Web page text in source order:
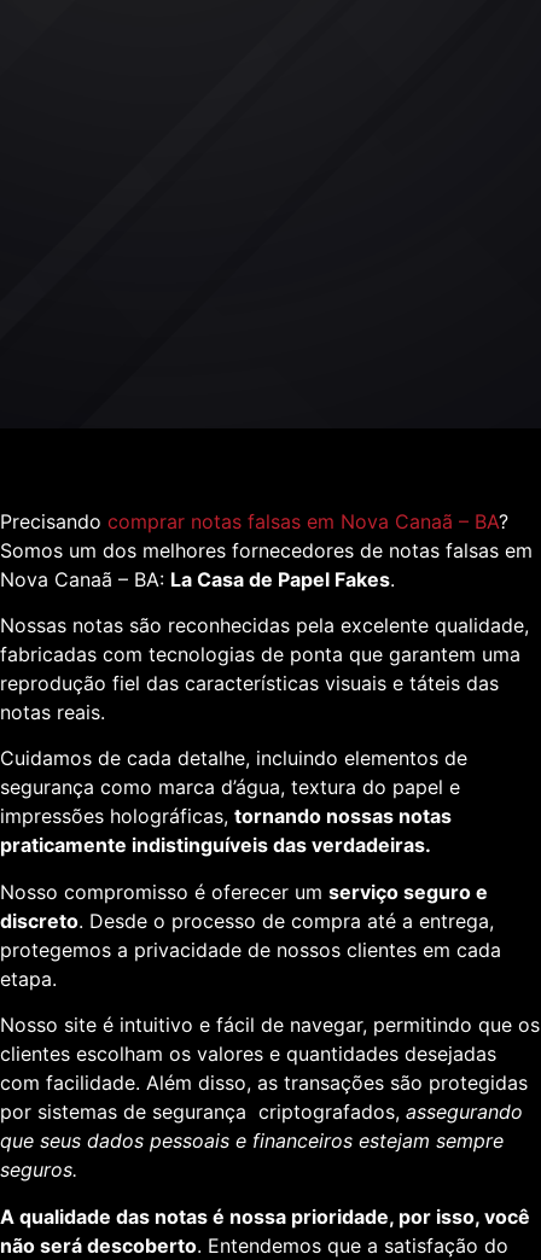
Precisando comprar notas falsas em Nova Canaã – BA?
Somos um dos melhores fornecedores de notas falsas em
Nova Canaã – BA: La Casa de Papel Fakes.
Nossas notas são reconhecidas pela excelente qualidade,
fabricadas com tecnologias de ponta que garantem uma
reprodução fiel das características visuais e táteis das
notas reais.
Cuidamos de cada detalhe, incluindo elementos de
segurança como marca d’água, textura do papel e
impressões holográficas, tornando nossas notas
praticamente indistinguíveis das verdadeiras.
Nosso compromisso é oferecer um serviço seguro e
discreto. Desde o processo de compra até a entrega,
protegemos a privacidade de nossos clientes em cada
etapa.
Nosso site é intuitivo e fácil de navegar, permitindo que os
clientes escolham os valores e quantidades desejadas
com facilidade. Além disso, as transações são protegidas
por sistemas de segurança criptografados, assegurando
que seus dados pessoais e financeiros estejam sempre
seguros.
A qualidade das notas é nossa prioridade, por isso, você
não será descoberto. Entendemos que a satisfação do